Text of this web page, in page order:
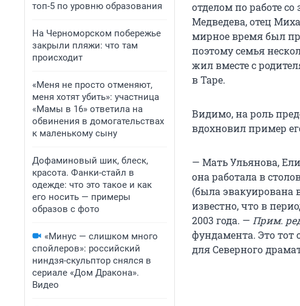
топ-5 по уровню образования
На Черноморском побережье
закрыли пляжи: что там
происходит
«Меня не просто отменяют,
меня хотят убить»: участница
«Мамы в 16» ответила на
обвинения в домогательствах
к маленькому сыну
Дофаминовый шик, блеск,
красота. Фанки-стайл в
одежде: что это такое и как
его носить — примеры
образов с фото
«Минус — слишком много
спойлеров»: российский
ниндзя-скульптор снялся в
сериале «Дом Дракона».
Видео
отделом по работе
Медведева, отец
мирное время был
поэтому семья
жил вместе с
в Таре.
Видимо, на роль
вдохновил пример
— Мать Ульянова,
она работала в
(была эвакуирована
известно, что в
2003 года. — Прим.
фундамента. Это тот
для Северного